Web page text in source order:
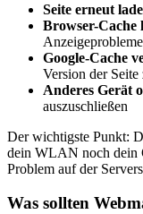
Seite erneut
Browser-Cache
Google-Cache
Version der Seite
Anderes Gerät
auszuschließen
Der wichtigste Punkt:
dein WLAN noch dein
Problem auf der
Was sollten